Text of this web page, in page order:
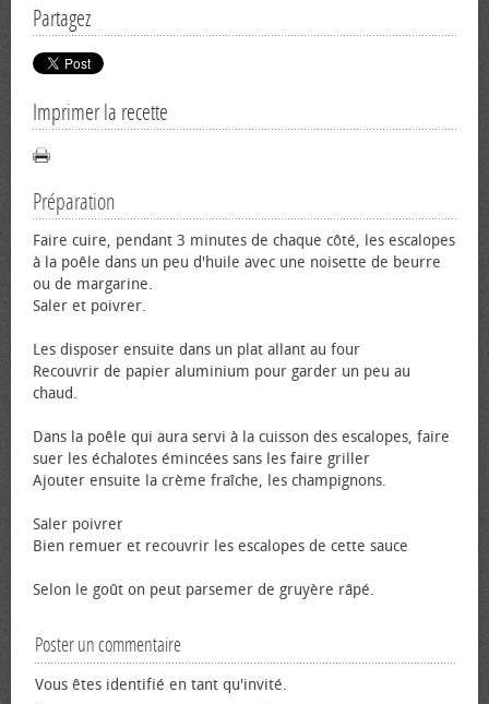
Partagez
Imprimer la recette
Préparation
Faire cuire, pendant 3 minutes de chaque côté, les escalopes
à la poêle dans un peu d'huile avec une noisette de beurre
ou de margarine.
Saler et poivrer.
Les disposer ensuite dans un plat allant au four
Recouvrir de papier aluminium pour garder un peu au
chaud.
Dans la poêle qui aura servi à la cuisson des escalopes, faire
suer les échalotes émincées sans les faire griller
Ajouter ensuite la crème fraîche, les champignons.
Saler poivrer
Bien remuer et recouvrir les escalopes de cette sauce
Selon le goût on peut parsemer de gruyère râpé.
Poster un commentaire
Vous êtes identifié en tant qu'invité.